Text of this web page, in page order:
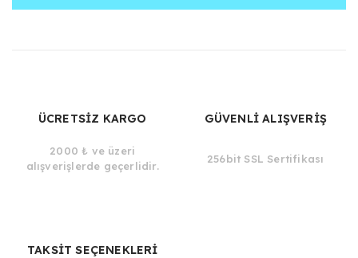
ÜCRETSİZ KARGO
2000 ₺ ve üzeri
alışverişlerde geçerlidir.
GÜVENLİ ALIŞVERİŞ
256bit SSL Sertifikası
TAKSİT SEÇENEKLERİ